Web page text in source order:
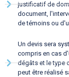
justificatif de
document,
de témoins ou
Un devis sera
compris en cas
dégâts et le type
peut être réalisé